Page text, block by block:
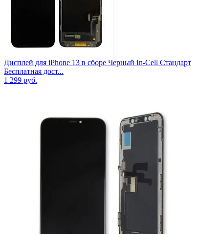
Дисплей для iPhone 13 в сборе Черный In-Cell Стандарт
Бесплатная дост...
1 299 руб.